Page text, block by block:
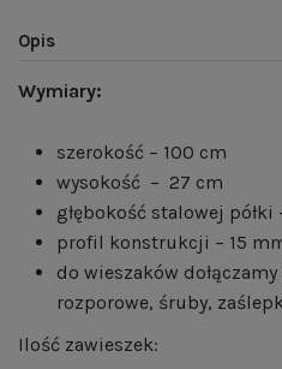
Opis
Wymiary:
szerokość – 100 cm
wysokość – 27 cm
głębokość stalowej półki
profil konstrukcji – 15
do wieszaków
rozporowe, śruby,
Ilość zawieszek: